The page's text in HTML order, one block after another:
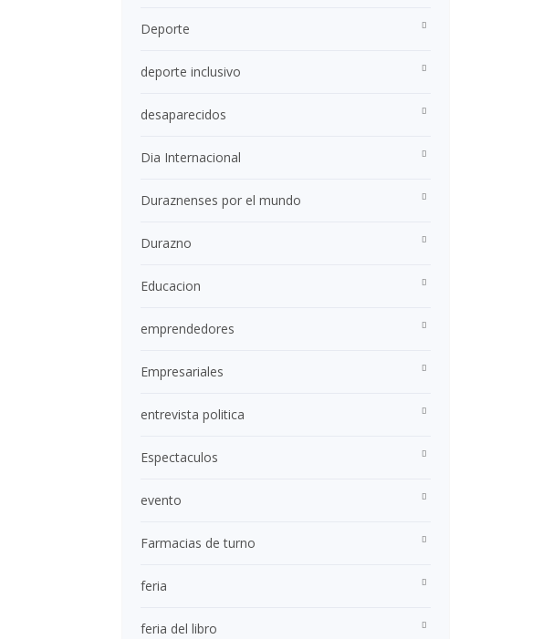
Deporte
deporte inclusivo
desaparecidos
Dia Internacional
Duraznenses por el mundo
Durazno
Educacion
emprendedores
Empresariales
entrevista politica
Espectaculos
evento
Farmacias de turno
feria
feria del libro